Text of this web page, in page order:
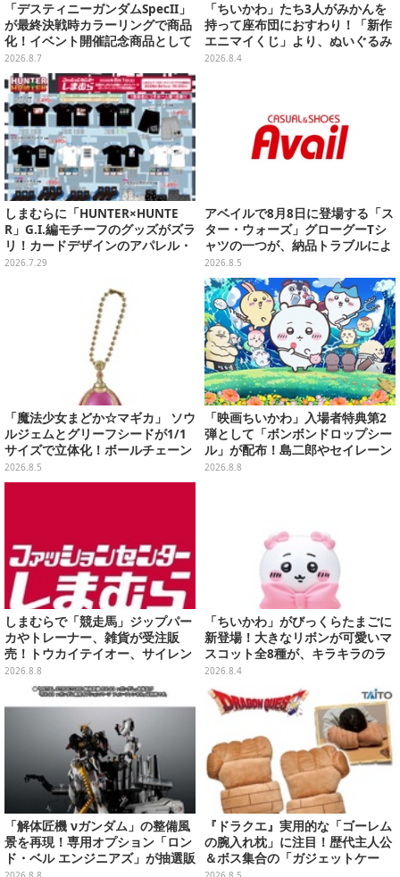
「デスティニーガンダムSpecII」
が最終決戦時カラーリングで商品
化！イベント開催記念商品として
METAL ROBOT魂に新登場
2026.8.7
「ちいかわ」たち3人がみかんを
持って座布団におすわり！「新作
エニマイくじ」より、ぬいぐるみ
画像が初公開
2026.8.4
しまむらに「HUNTER×HUNTE
R」G.I.編モチーフのグッズがズラ
リ！カードデザインのアパレル・
雑貨、ゴレイヌの「オレが3人分
2026.7.29
アベイルで8月8日に登場する「ス
ター・ウォーズ」グローグーTシ
ャツの一つが、納品トラブルによ
り販売日変更へ
2026.8.5
「魔法少女まどか☆マギカ」 ソウ
ルジェムとグリーフシードが1/1
サイズで立体化！ボールチェーン
を外せばフィギュアとして飾れる
ガシャポン全6種
2026.8.5
「映画ちいかわ」入場者特典第2
弾として「ボンボンドロップシー
ル」が配布！島二郎やセイレーン
はもちろん、人魚のウロコまで…
2026.8.8
しまむらで「競走馬」ジップパー
カやトレーナー、雑貨が受注販
売！トウカイテイオー、サイレン
ススズカなど名馬をデザイン
2026.8.8
「ちいかわ」がびっくらたまごに
新登場！大きなリボンが可愛いマ
スコット全8種が、キラキラのラ
メ入り入浴剤から飛び出す
2026.8.4
「解体匠機 νガンダム」の整備風
景を再現！専用オプション「ロン
ド・ベル エンジニアズ」が抽選販
『ドラクエ』実用的な「ゴーレム
の腕入れ枕」に注目！歴代主人公
＆ボス集合の「ガジェットケー